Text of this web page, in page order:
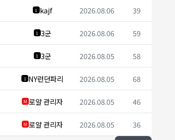
1 kajf 2026.08.06 39
1 3군 2026.08.06 59
1 3군 2026.08.05 58
1 NY런던파리 2026.08.05 68
M 로얄 관리자 2026.08.05 46
M 로얄 관리자 2026.08.05 36